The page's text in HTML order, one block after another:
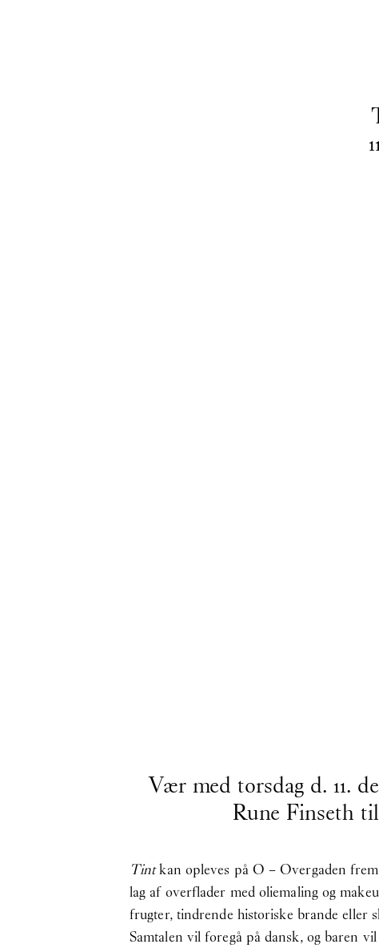
Vær med torsdag d. 11.
Rune Finseth
Tintkan opleves på O – Overgaden
lag af overflader med oliemaling og
frugter, tindrende historiske brande eller
Samtalen vil foregå på dansk, og baren